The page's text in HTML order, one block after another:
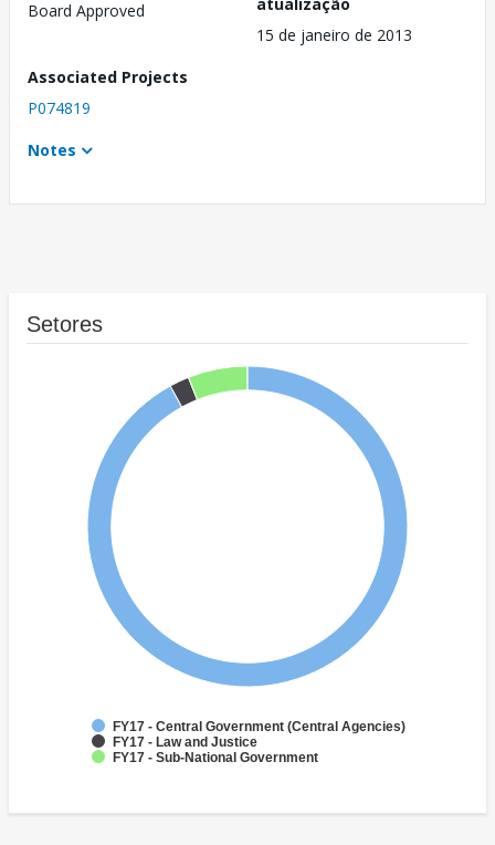
Board Approved
atualização
15 de janeiro de 2013
Associated Projects
P074819
Notes
Setores
FY17 - Central Government (Central Agencies)
FY17 - Law and Justice
FY17 - Sub-National Government